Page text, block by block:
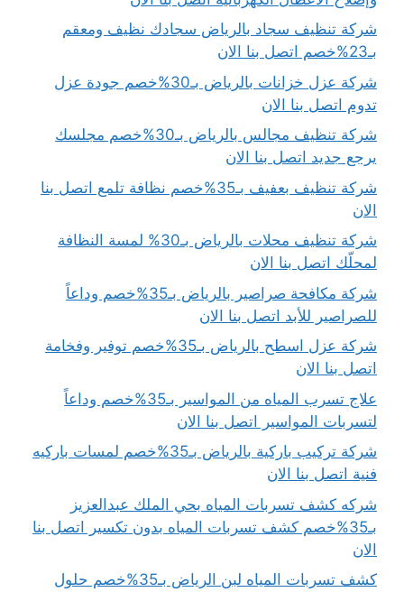
شركة تنظيف سجاد بالرياض سجادك نظيف ومعقم
بـ23%خصم اتصل بنا الان
شركة عزل خزانات بالرياض بـ30%خصم جودة عزل
تدوم اتصل بنا الان
شركة تنظيف مجالس بالرياض بـ30%خصم مجلسك
يرجع جديد اتصل بنا الان
شركة تنظيف بعفيف بـ35%خصم نظافة تلمع اتصل بنا
الان
شركة تنظيف محلات بالرياض بـ30% لمسة النظافة
لمحلّك اتصل بنا الان
شركة مكافحة صراصير بالرياض بـ35%خصم وداعاً
للصراصير للأبد اتصل بنا الان
شركة عزل اسطح بالرياض بـ35%خصم توفير وفخامة
اتصل بنا الان
علاج تسرب المياه من المواسير بـ35%خصم وداعاً
لتسربات المواسير اتصل بنا الان
شركة تركيب باركية بالرياض بـ35%خصم لمسات باركيه
فنية اتصل بنا الان
شركه كشف تسربات المياه بحي الملك عبدالعزيز
بـ35%خصم كشف تسربات المياه بدون تكسير اتصل بنا
الان
كشف تسربات المياه لبن الرياض بـ35%خصم حلول